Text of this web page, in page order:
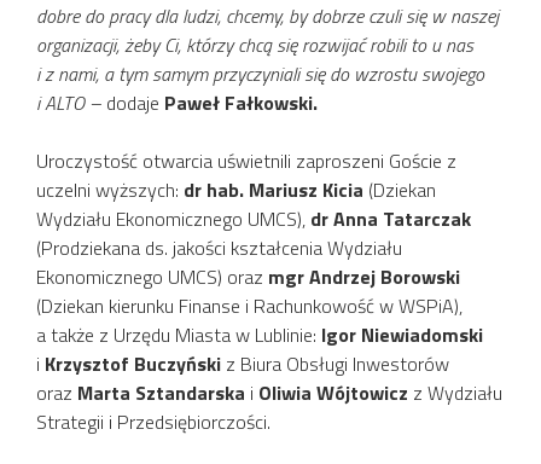
dobre do pracy dla ludzi, chcemy, by dobrze czuli się w naszej
organizacji, żeby Ci, którzy chcą się rozwijać robili to u nas
i z nami, a tym samym przyczyniali się do wzrostu swojego
i ALTO – dodaje Paweł Fałkowski.
Uroczystość otwarcia uświetnili zaproszeni Goście z
uczelni wyższych: dr hab. Mariusz Kicia (Dziekan
Wydziału Ekonomicznego UMCS), dr Anna Tatarczak
(Prodziekana ds. jakości kształcenia Wydziału
Ekonomicznego UMCS) oraz mgr Andrzej Borowski
(Dziekan kierunku Finanse i Rachunkowość w WSPiA),
a także z Urzędu Miasta w Lublinie: Igor Niewiadomski
i Krzysztof Buczyński z Biura Obsługi Inwestorów
oraz Marta Sztandarska i Oliwia Wójtowicz z Wydziału
Strategii i Przedsiębiorczości.